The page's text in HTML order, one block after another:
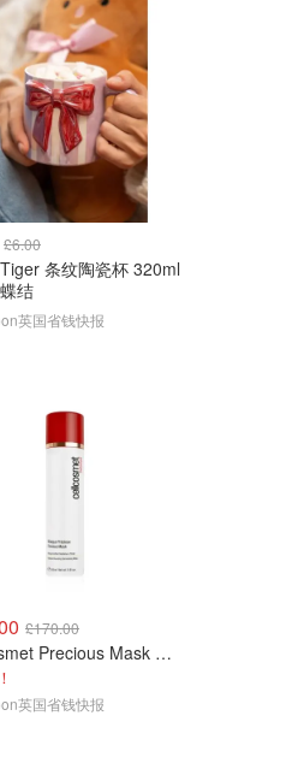
£6.00
条纹陶瓷杯 320ml
结
英国省钱快报
£170.00
Cellcosmet Precious Mask 焕亮面膜
英国省钱快报